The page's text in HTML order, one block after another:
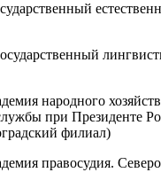
народного
при Президенте
филиал)
правосудия.